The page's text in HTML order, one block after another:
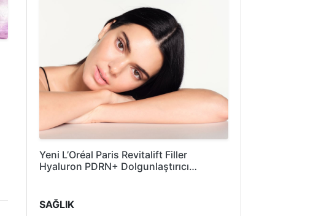
Yeni L’Oréal Paris Revitalift Filler
Hyaluron PDRN+ Dolgunlaştırıcı…
SAĞLIK